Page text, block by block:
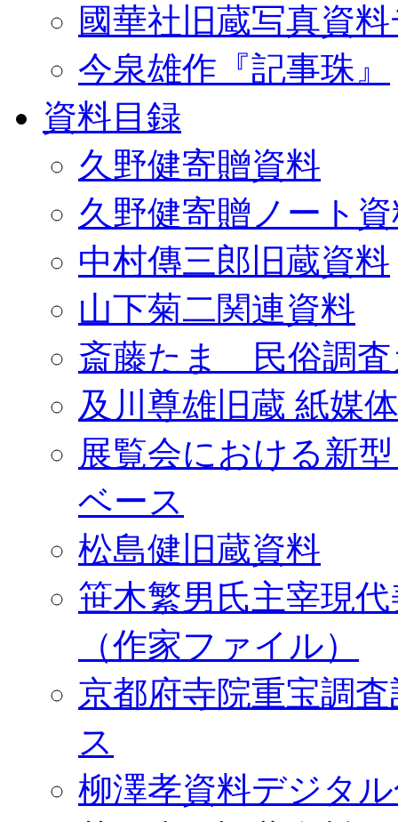
國華社旧蔵写真資
今泉雄作『記事珠』
資料目録
久野健寄贈資料
久野健寄贈ノート
中村傳三郎旧蔵資料
山下菊二関連資料
斎藤たま 民俗調査
及川尊雄旧蔵 紙媒
展覧会における新
ベース
松島健旧蔵資料
笹木繁男氏主宰現
（作家ファイル）
京都府寺院重宝調
ス
柳澤孝資料デジタ